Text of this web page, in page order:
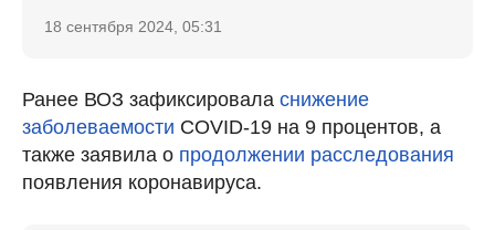
18 сентября 2024, 05:31
Ранее ВОЗ зафиксировала снижение
заболеваемости COVID-19 на 9 процентов, а
также заявила о продолжении расследования
появления коронавируса.